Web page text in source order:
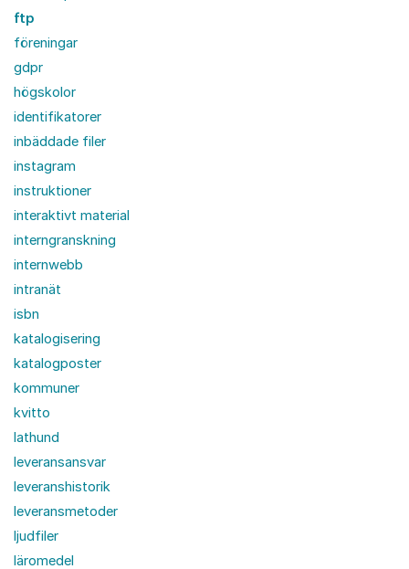
ftp
föreningar
gdpr
högskolor
identifikatorer
inbäddade filer
instagram
instruktioner
interaktivt material
interngranskning
internwebb
intranät
isbn
katalogisering
katalogposter
kommuner
kvitto
lathund
leveransansvar
leveranshistorik
leveransmetoder
ljudfiler
läromedel